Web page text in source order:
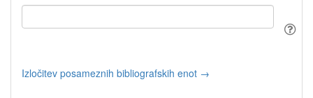
Izločitev posameznih bibliografskih enot →